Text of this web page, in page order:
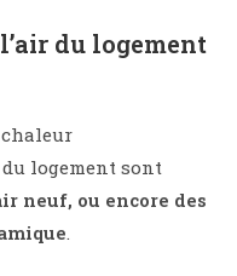
du logement
chaleur
logement sont
neuf, ou encore des
.